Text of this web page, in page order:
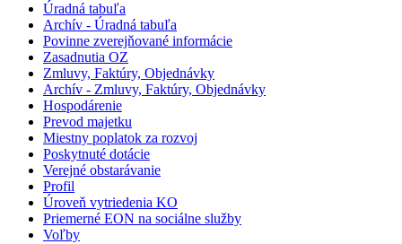
Úradná tabuľa
Archív - Úradná tabuľa
Povinne zverejňované informácie
Zasadnutia OZ
Zmluvy, Faktúry, Objednávky
Archív - Zmluvy, Faktúry, Objednávky
Hospodárenie
Prevod majetku
Miestny poplatok za rozvoj
Poskytnuté dotácie
Verejné obstarávanie
Profil
Úroveň vytriedenia KO
Priemerné EON na sociálne služby
Voľby